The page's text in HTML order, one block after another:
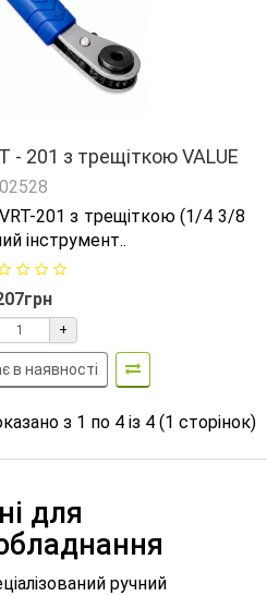
- 201 з трещіткою VALUE
02528
201 з трещіткою (1/4 3/8
інструмент..
+
в наявності
з 1 по 4 із 4 (1 сторінок)
для
ручний